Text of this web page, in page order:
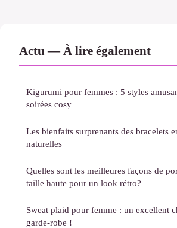
Actu — À lire également
Kigurumi pour femmes : 5 styles
soirées cosy
Les bienfaits surprenants des bracelets
naturelles
Quelles sont les meilleures façons de
taille haute pour un look rétro?
Sweat plaid pour femme : un excellent
garde-robe !